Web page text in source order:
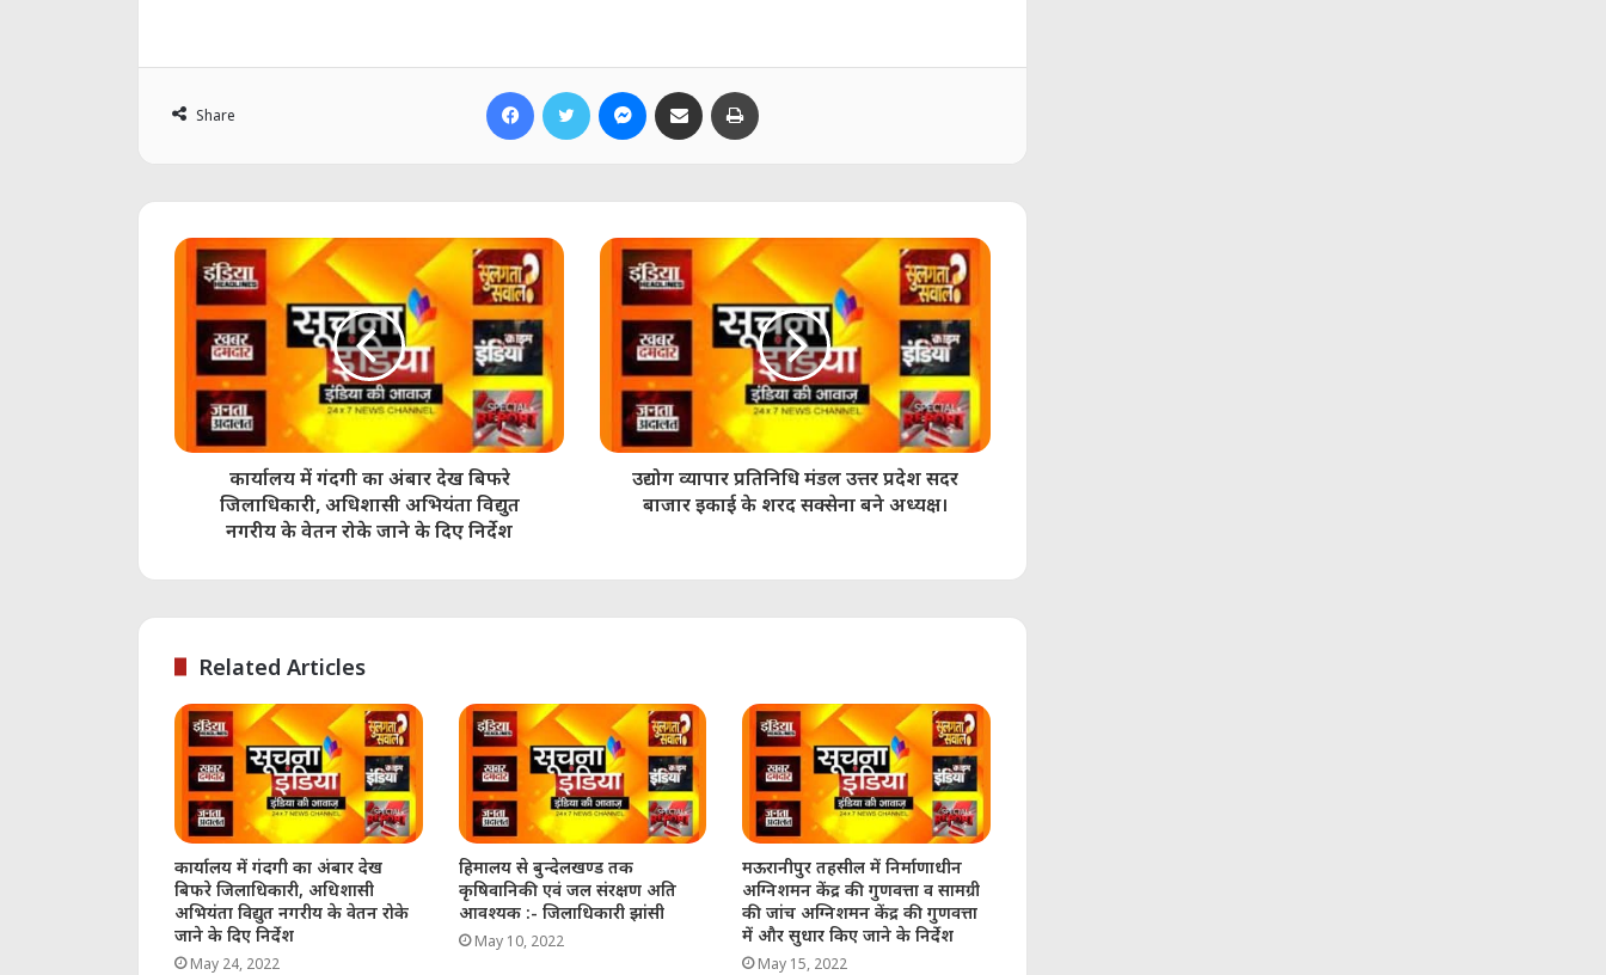
Share
Facebook Twitter Messenger
Share via Email
कार्यालय में गंदगी का अंबार देख बिफरे
जिलाधिकारी, अधिशासी अभियंता विद्युत
नगरीय के वेतन रोके जाने के दिए निर्देश
उद्योग व्यापार प्रतिनिधि मंडल उत्तर प्रदेश सदर
बाजार इकाई के शरद सक्सेना बने अध्यक्ष।
Related Articles
कार्यालय में गंदगी का अंबार देख
बिफरे जिलाधिकारी, अधिशासी
अभियंता विद्युत नगरीय के वेतन रोके
जाने के दिए निर्देश
May 24, 2022
हिमालय से बुन्देलखण्ड तक
कृषिवानिकी एवं जल संरक्षण अति
आवश्यक :- जिलाधिकारी झांसी
May 10, 2022
मऊरानीपुर तहसील में निर्माणाधीन
अग्निशमन केंद्र की गुणवत्ता व सामग्री
की जांच अग्निशमन केंद्र की गुणवत्ता
में और सुधार किए जाने के निर्देश
May 15, 2022